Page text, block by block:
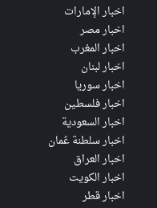
اخبار الإمارات
اخبار مصر
اخبار المغرب
اخبار لبنان
اخبار سوريا
اخبار فلسطين
اخبار السعودية
اخبار سلطنة عُمان
اخبار العراق
اخبار الكويت
اخبار قطر